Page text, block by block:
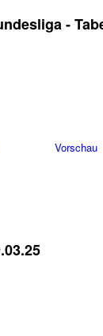
-
Vorschau